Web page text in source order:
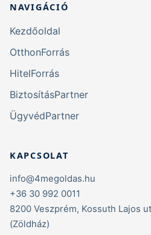
NAVIGÁCIÓ
Kezdőoldal
OtthonForrás
HitelForrás
BiztosításPartner
ÜgyvédPartner
KAPCSOLAT
info@4megoldas.hu
+36 30 992 0011
8200 Veszprém, Kossuth Lajos
(Zöldház)